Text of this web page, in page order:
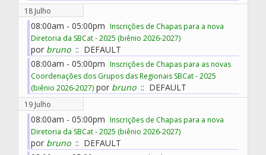
18 Julho
08:00am - 05:00pm Inscrições de Chapas para a nova
Diretoria da SBCat - 2025 (biênio 2026-2027)
por bruno:: DEFAULT
08:00am - 05:00pm Inscrições de Chapas para as novas
Coordenações dos Grupos das Regionais SBCat - 2025
(biênio 2026-2027) por bruno:: DEFAULT
19 Julho
08:00am - 05:00pm Inscrições de Chapas para a nova
Diretoria da SBCat - 2025 (biênio 2026-2027)
por bruno:: DEFAULT